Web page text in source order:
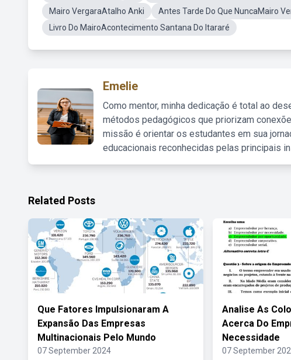
Mairo VergaraAtalho Anki
Antes Tarde Do Que NuncaMairo
Livro Do MairoAcontecimento Santana Do Itararé
Emelie
Como mentor, minha dedicação é total ao
métodos pedagógicos que priorizam
missão é orientar os estudantes em sua
educacionais reconhecidas pelas principais
Related Posts
Que Fatores Impulsionaram A
Expansão Das Empresas
Multinacionais Pelo Mundo
07 September 2024
Analise As
Acerca Do
Necessidade
07 September